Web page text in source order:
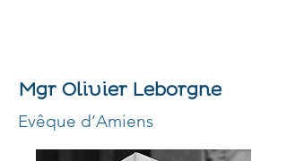
Mgr Olivier Leborgne
Evêque d’Amiens